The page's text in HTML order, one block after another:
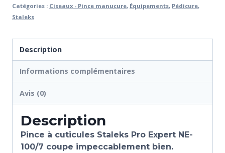
Catégories : Ciseaux - Pince manucure, Équipements, Pédicure,
Staleks
Description
Informations complémentaires
Avis (0)
Description
Pince à cuticules Staleks Pro Expert NE-
100/7 coupe impeccablement bien.